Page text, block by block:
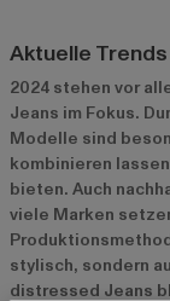
Aktuelle
2024 stehen vor
Jeans im Fokus.
Modelle sind
kombinieren
bieten. Auch
viele Marken
stylisch, sondern
distressed Jeans